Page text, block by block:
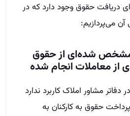
دریافت حقوق وجود دارد که در
می‌پردازیم:
مشخص شده‌ای از حقوق
از معاملات انجام شده
دفاتر مشاور املاک کاربرد ندارد
حقوق به کارکنان به